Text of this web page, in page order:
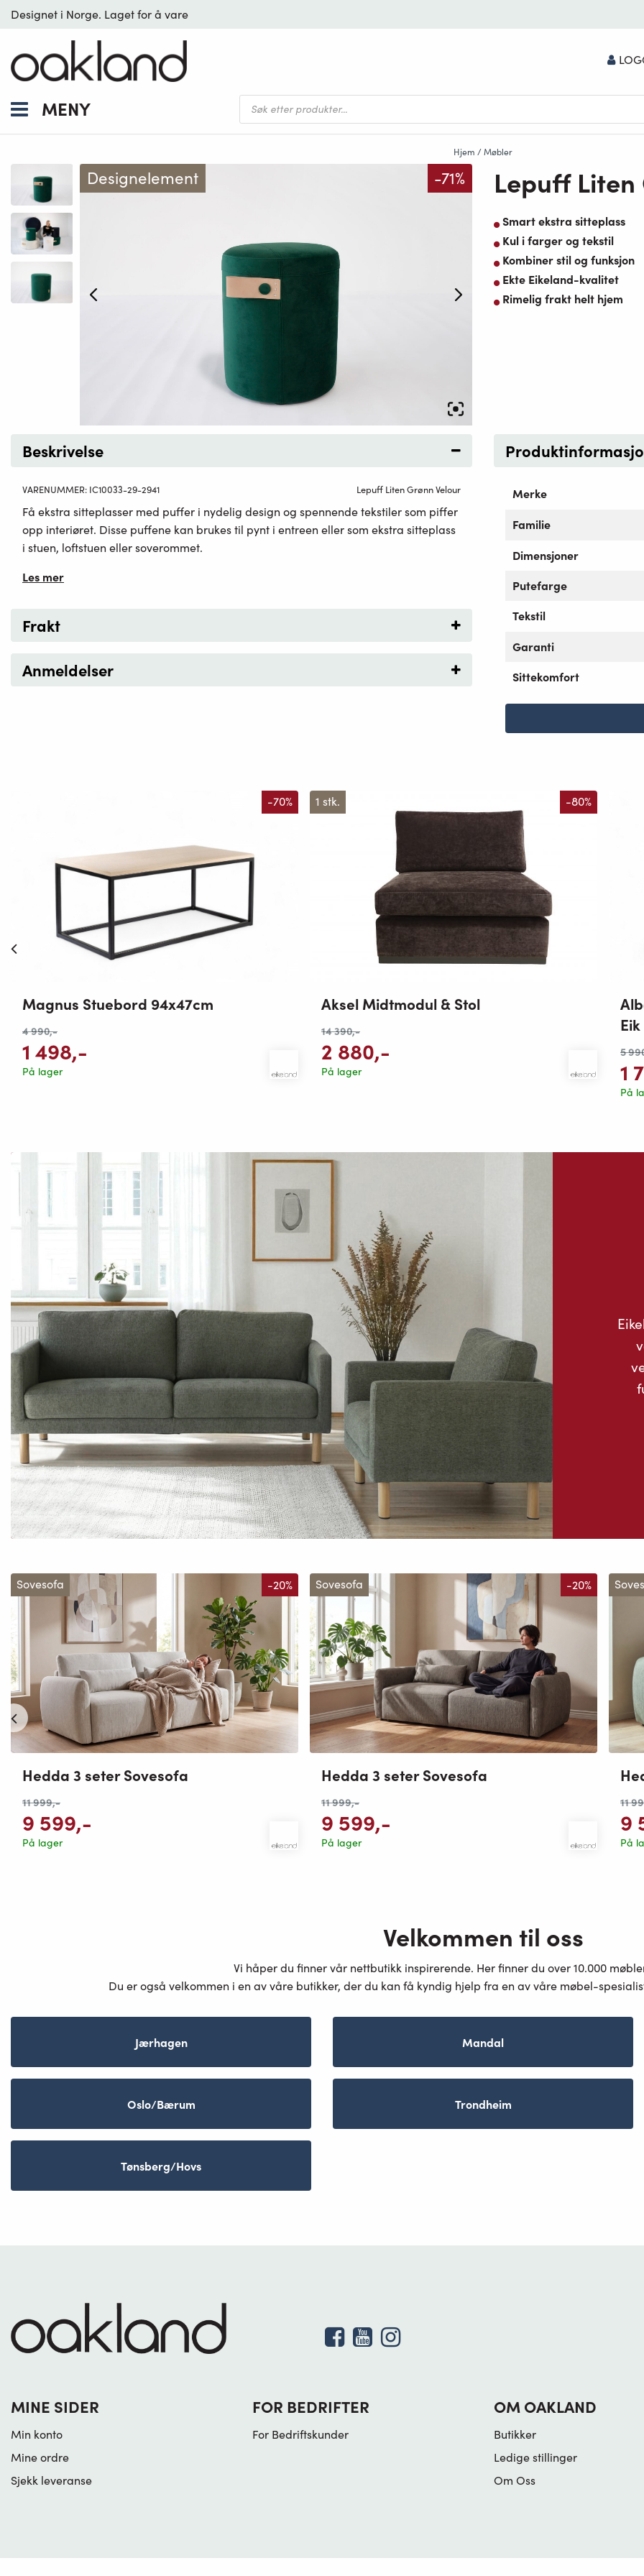
Designet i Norge. Laget for å vare
MENY
Products
search
Hjem /Møbler
Designelement -71% Lepuff Liten
Smart ekstra sitteplass
Kul i farger og tekstil
Kombiner stil og funksjon
Ekte Eikeland-kvalitet
Rimelig frakt helt hjem
Beskrivelse
VARENUMMER: IC10033-29-2941 Lepuff Liten Grønn Velour
Få ekstra sitteplasser med puffer i nydelig design og spennende tekstiler som piffer
opp interiøret. Disse puffene kan brukes til pynt i entreen eller som ekstra sitteplass
i stuen, loftstuen eller soverommet.
Les mer
Frakt
Anmeldelser
Merke
Familie
Dimensjoner
Putefarge
Tekstil
Garanti
Sittekomfort
-70%
Magnus Stuebord 94x47cm
4 990,-
1 498,-
På lager
1 stk. -80%
Aksel Midtmodul & Stol
14 390,-
2 880,-
På lager
Eik
5
1
På
Sovesofa -20%
Hedda 3 seter Sovesofa
11 999,-
9 599,-
På lager
Sovesofa -20%
Hedda 3 seter Sovesofa
11 999,-
9 599,-
På lager
11
9
På
Velkommen til oss
Vi håper du finner vår nettbutikk inspirerende. Her finner du over 10.000
Du er også velkommen i en av våre butikker, der du kan få kyndig hjelp fra en av våre møbel-
Jærhagen Mandal
Oslo/Bærum Trondheim
Tønsberg/Hovs
MINE SIDER
Min konto
Mine ordre
Sjekk leveranse
FOR BEDRIFTER
For Bedriftskunder
OM OAKLAND
Butikker
Ledige stillinger
Om Oss